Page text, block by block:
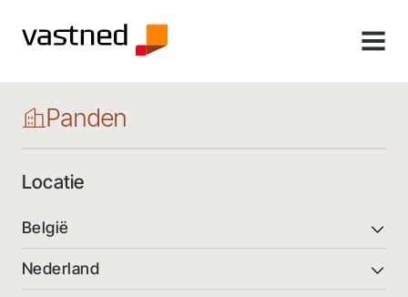
MENU
Panden
Locatie
België
Nederland